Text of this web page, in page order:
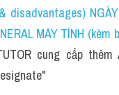
disadvantages)
MÁY TÍNH (kèm
cung cấp